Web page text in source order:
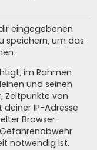
eingegebenen
speichern, um das
im Rahmen
und seinen
Zeitpunkte von
IP-Adresse
Browser-
notwendig ist.